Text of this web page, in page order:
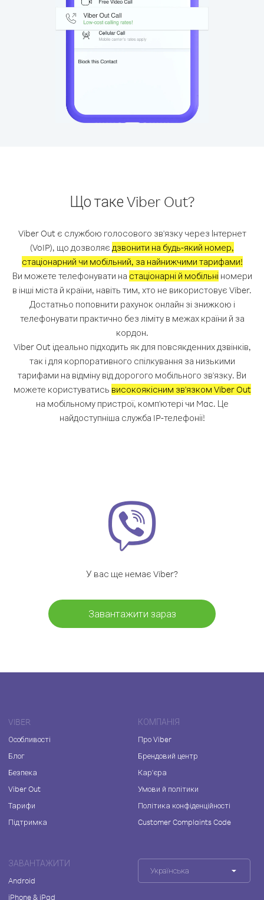
Що таке Viber Out?
Viber Out є службою голосового зв'язку через Інтернет
(VoIP), що дозволяє дзвонити на будь-який номер,
стаціонарний чи мобільний, за найнижчими тарифами!
Ви можете телефонувати на стаціонарні й мобільніномери
в інші міста й країни, навіть тим, хто не використовує Viber.
Достатньо поповнити рахунок онлайн зі знижкою і
телефонувати практично без ліміту в межах країни й за
кордон.
Viber Out ідеально підходить як для повсякденних дзвінків,
так і для корпоративного спілкування за низькими
тарифами на відміну від дорогого мобільного зв'язку. Ви
можете користуватись високоякісним зв'язком Viber Out
на мобільному пристрої, комп'ютері чи Mac. Це
найдоступніша служба IP-телефонії!
У вас ще немає Viber?
Завантажити зараз
VIBER
Особливості
Блог
Безпека
Viber Out
Тарифи
Підтримка
КОМПАНІЯ
Про Viber
Брендовий центр
Кар'єра
Умови й політики
Політика конфіденційності
Customer Complaints Code
ЗАВАНТАЖИТИ
Android
iPhone & iPad
Українська